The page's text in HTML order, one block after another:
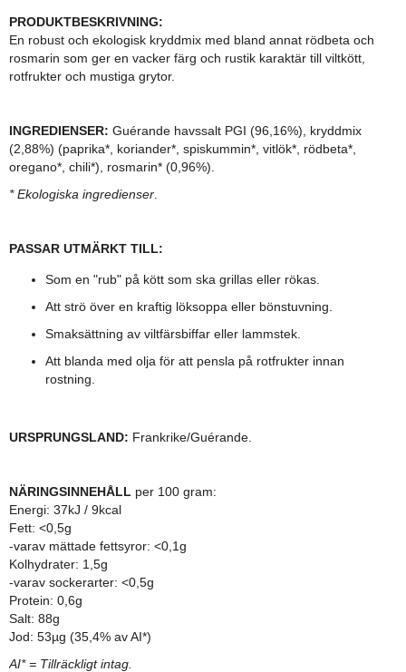
PRODUKTBESKRIVNING:
En robust och ekologisk kryddmix med bland annat rödbeta och
rosmarin som ger en vacker färg och rustik karaktär till viltkött,
rotfrukter och mustiga grytor.
INGREDIENSER: Guérande havssalt PGI (96,16%), kryddmix
(2,88%) (paprika*, koriander*, spiskummin*, vitlök*, rödbeta*,
oregano*, chili*), rosmarin* (0,96%).
* Ekologiska ingredienser
PASSAR UTMÄRKT TILL:
Som en "rub" på kött som ska grillas eller rökas.
Att strö över en kraftig löksoppa eller bönstuvning.
Smaksättning av viltfärsbiffar eller lammstek.
Att blanda med olja för att pensla på rotfrukter innan
rostning.
URSPRUNGSLAND: Frankrike/Guérande.
NÄRINGSINNEHÅLL per 100 gram:
Energi: 37kJ / 9kcal
Fett: <0,5g
-varav mättade fettsyror: <0,1g
Kolhydrater: 1,5g
-varav sockerarter: <0,5g
Protein: 0,6g
Salt: 88g
Jod: 53µg (35,4% av AI*)
AI* = Tillräckligt intag.